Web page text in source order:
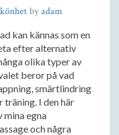
byadam
kan kännas som en
efter alternativ
olika typer av
beror på vad
smärtlindring
I den här
mina egna
och några